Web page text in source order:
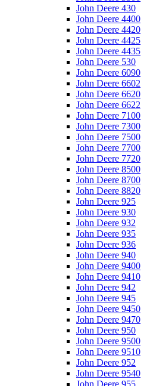
John Deere 430
John Deere 4400
John Deere 4420
John Deere 4425
John Deere 4435
John Deere 530
John Deere 6090
John Deere 6602
John Deere 6620
John Deere 6622
John Deere 7100
John Deere 7300
John Deere 7500
John Deere 7700
John Deere 7720
John Deere 8500
John Deere 8700
John Deere 8820
John Deere 925
John Deere 930
John Deere 932
John Deere 935
John Deere 936
John Deere 940
John Deere 9400
John Deere 9410
John Deere 942
John Deere 945
John Deere 9450
John Deere 9470
John Deere 950
John Deere 9500
John Deere 9510
John Deere 952
John Deere 9540
John Deere 955